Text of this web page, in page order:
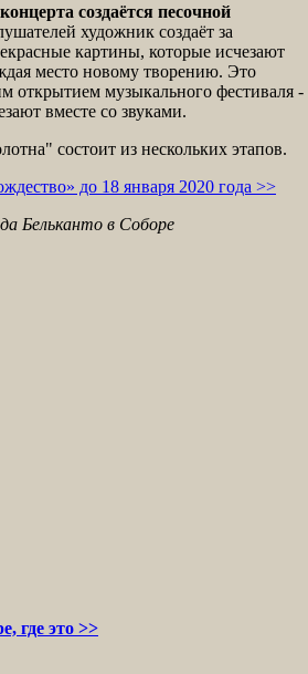
создаётся песочной
художник создаёт за
картины, которые исчезают
место новому творению. Это
открытием музыкального фестиваля -
вместе со звуками.
состоит из нескольких этапов.
до 18 января 2020 года >>
Бельканто в Соборе
где это >>